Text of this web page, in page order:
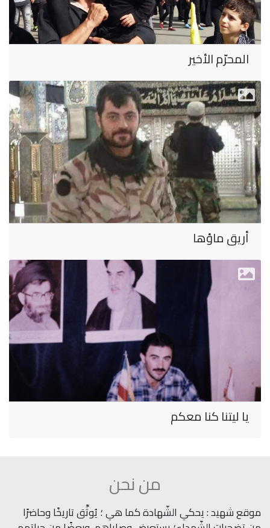
المحرّم الأخير
أريق ماؤها
يا ليتنا كنا معكم
من نحن
موقع شهيد : يحكي الشّهادة كما هي ؛ يُوثِّق تاريخًا وحاضرًا